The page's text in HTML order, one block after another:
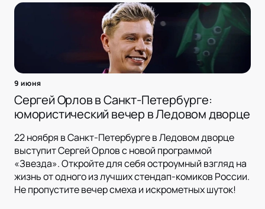
9 июня
Сергей Орлов в Санкт-Петербурге:
юмористический вечер в Ледовом дворце
22 ноября в Санкт-Петербурге в Ледовом дворце
выступит Сергей Орлов с новой программой
«Звезда». Откройте для себя остроумный взгляд на
жизнь от одного из лучших стендап-комиков России.
Не пропустите вечер смеха и искрометных шуток!